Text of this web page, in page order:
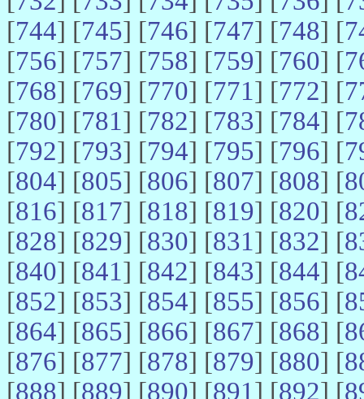
[744] [745] [746] [747] [748] [
[756] [757] [758] [759] [760] [
[768] [769] [770] [771] [772] [
[780] [781] [782] [783] [784] [
[792] [793] [794] [795] [796] [
[804] [805] [806] [807] [808] [
[816] [817] [818] [819] [820] [
[828] [829] [830] [831] [832] [
[840] [841] [842] [843] [844] [
[852] [853] [854] [855] [856] [
[864] [865] [866] [867] [868] [
[876] [877] [878] [879] [880] [
[888] [889] [890] [891] [892] [